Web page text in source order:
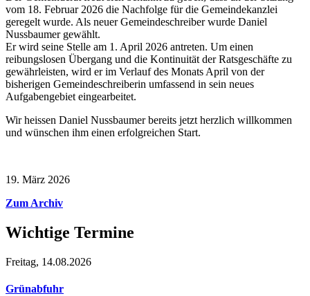
vom 18. Februar 2026 die Nachfolge für die Gemeindekanzlei
geregelt wurde. Als neuer Gemeindeschreiber wurde Daniel
Nussbaumer gewählt.
Er wird seine Stelle am 1. April 2026 antreten. Um einen
reibungslosen Übergang und die Kontinuität der Ratsgeschäfte zu
gewährleisten, wird er im Verlauf des Monats April von der
bisherigen Gemeindeschreiberin umfassend in sein neues
Aufgabengebiet eingearbeitet.
Wir heissen Daniel Nussbaumer bereits jetzt herzlich willkommen
und wünschen ihm einen erfolgreichen Start.
19. März 2026
Zum Archiv
Wichtige Termine
Freitag, 14.08.2026
Grünabfuhr